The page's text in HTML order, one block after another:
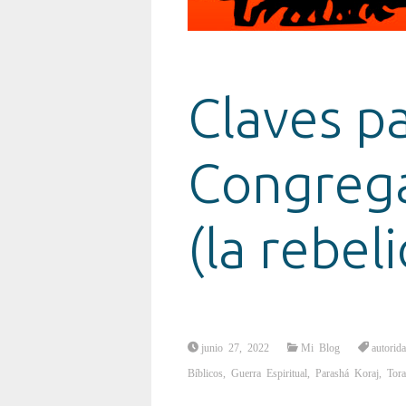
Claves
(la
junio 27, 2022 Mi Blog
Bíblicos Guerra Espiritual Parashá Koraj